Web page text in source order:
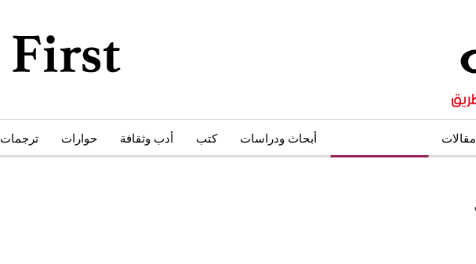
مقالات أبحاث ودراسات كتب أدب وثقافة حوارات ترجمات